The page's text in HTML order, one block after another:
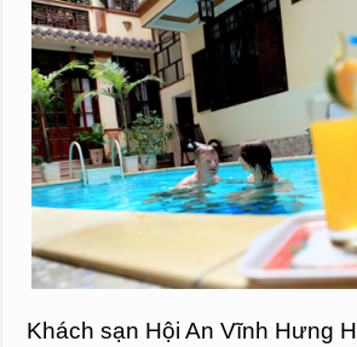
Khách sạn Hội An Vĩnh Hưng